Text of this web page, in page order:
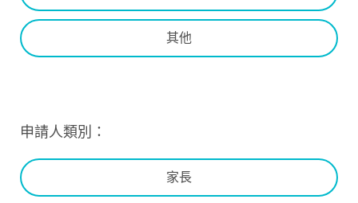
其他
申請人類別：
家長